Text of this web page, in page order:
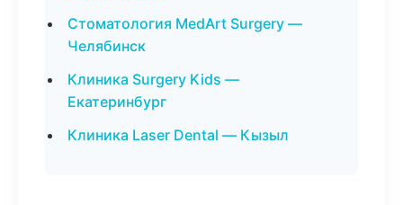
Стоматология MedArt Surgery —
Челябинск
Клиника Surgery Kids —
Екатеринбург
Клиника Laser Dental — Кызыл